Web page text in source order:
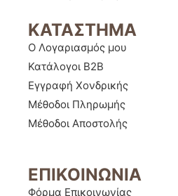
ΚΑΤΑΣΤΗΜΑ
Ο Λογαριασμός μου
Κατάλογοι B2B
Εγγραφή Χονδρικής
Μέθοδοι Πληρωμής
Μέθοδοι Αποστολής
ΕΠΙΚΟΙΝΩΝΙΑ
Φόρμα Επικοινωνίας